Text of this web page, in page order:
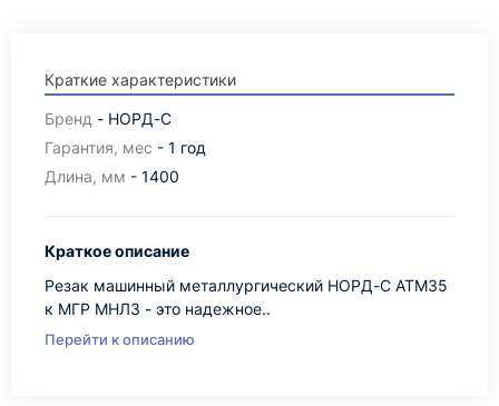
Краткие характеристики
Бренд - НОРД-С
Гарантия, мес - 1 год
Длина, мм - 1400
Краткое описание
Резак машинный металлургический НОРД-С АТМ35
к МГР МНЛЗ - это надежное..
Перейти к описанию